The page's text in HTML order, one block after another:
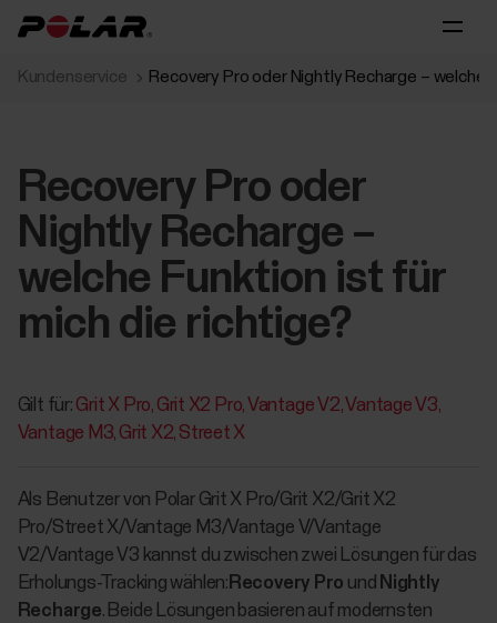
Kundenservice Recovery Pro oder Nightly Recharge – welche
Recovery Pro oder
Nightly Recharge –
welche Funktion ist für
mich die richtige?
Gilt für: Grit X Pro Grit X2 Pro Vantage V2 Vantage V3
Vantage M3 Grit X2 Street X
Als Benutzer von Polar Grit X Pro/Grit X2/Grit X2
Pro/Street X/Vantage M3/Vantage V/Vantage
V2/Vantage V3 kannst du zwischen zwei Lösungen für das
Erholungs-Tracking wählen: Recovery Pro und Nightly
Recharge. Beide Lösungen basieren auf modernsten